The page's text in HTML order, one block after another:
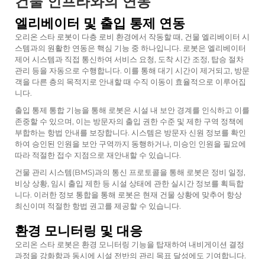
엘리베이터 및 출입 통제 연동
오리온 스타 로봇이 다층 로비 환경에서 작동할 때, 건물 엘리베이터 시
스템과의 원활한 연동은 핵심 기능 중 하나입니다. 로봇은 엘리베이터
제어 시스템과 직접 통신하여 서비스 요청, 도착 시간 조정, 탑승 절차
관리 등을 자동으로 수행합니다. 이를 통해 대기 시간이 제거되고, 방문
객을 다른 층의 목적지로 안내할 때 수직 이동이 효율적으로 이루어집
니다.
출입 통제 통합 기능을 통해 로봇은 시설 내 보안 경계를 인식하고 이를
존중할 수 있으며, 이는 방문자의 출입 권한 수준 및 제한 구역 정책에
부합하는 항법 안내를 보장합니다. 시스템은 방문자 신원 정보를 확인
하여 승인된 인원을 보안 구역까지 동행하거나, 미승인 인원을 필요에
따라 적절한 접수 지점으로 재안내할 수 있습니다.
건물 관리 시스템(BMS)과의 통신 프로토콜을 통해 로봇은 정비 일정,
비상 상황, 임시 출입 제한 등 시설 상태에 관한 실시간 정보를 획득합
니다. 이러한 정보 통합을 통해 로봇은 현재 건물 상황에 맞추어 항상
최신이며 적절한 항법 권고를 제공할 수 있습니다.
환경 모니터링 및 대응
오리온 스타 로봇은 환경 모니터링 기능을 탑재하여 내비게이션 결정
과정을 강화함과 동시에 시설 전반의 관리 목표 달성에도 기여합니다.